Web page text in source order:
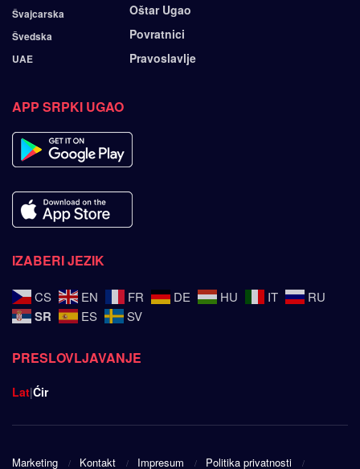
Švajcarska
Švedska
UAE
Oštar Ugao
Povratnici
Pravoslavlje
APP SRPKI UGAO
IZABERI JEZIK
CS EN FR DE HU IT RU
SR ES SV
PRESLOVLJAVANJE
Lat|Ćir
Marketing Kontakt Impresum Politika privatnosti